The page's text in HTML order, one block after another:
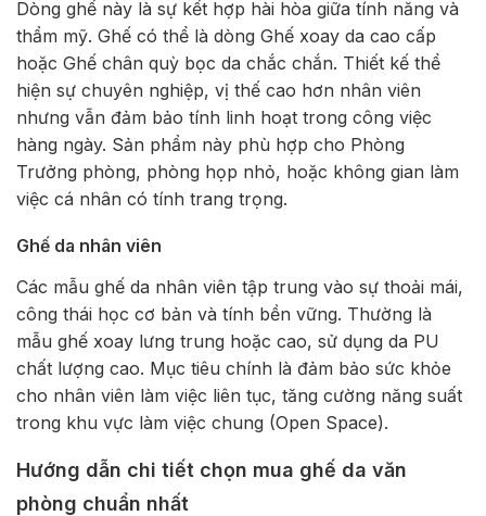
Dòng ghế này là sự kết hợp hài hòa giữa tính năng và
thẩm mỹ. Ghế có thể là dòng Ghế xoay da cao cấp
hoặc Ghế chân quỳ bọc da chắc chắn. Thiết kế thể
hiện sự chuyên nghiệp, vị thế cao hơn nhân viên
nhưng vẫn đảm bảo tính linh hoạt trong công việc
hàng ngày. Sản phẩm này phù hợp cho Phòng
Trưởng phòng, phòng họp nhỏ, hoặc không gian làm
việc cá nhân có tính trang trọng.
Ghế da nhân viên
Các mẫu ghế da nhân viên tập trung vào sự thoải mái,
công thái học cơ bản và tính bền vững. Thường là
mẫu ghế xoay lưng trung hoặc cao, sử dụng da PU
chất lượng cao. Mục tiêu chính là đảm bảo sức khỏe
cho nhân viên làm việc liên tục, tăng cường năng suất
trong khu vực làm việc chung (Open Space).
Hướng dẫn chi tiết chọn mua ghế da văn
phòng chuẩn nhất